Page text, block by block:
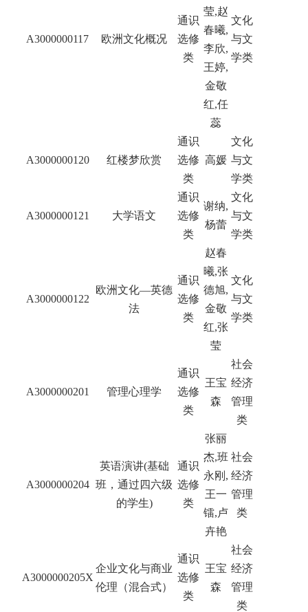
A3000000117 欧洲文化概况
通识
选修
类
莹,赵
春曦,
李欣,
王婷,
金敬
红,任
蕊
文化
与文
学类
A3000000120 红楼梦欣赏
通识
选修
类
高媛
文化
与文
学类
A3000000121 大学语文
通识
选修
类
谢纳,
杨蕾
文化
与文
学类
A3000000122
欧洲文化—英德
法
通识
选修
类
赵春
曦,张
德旭,
金敬
红,张
莹
文化
与文
学类
A3000000201 管理心理学
通识
选修
类
王宝
森
社会
经济
管理
类
A3000000204
英语演讲(基础
班，通过四六级
的学生)
通识
选修
类
张丽
杰,班
永刚,
王一
镭,卢
卉艳
社会
经济
管理
类
A3000000205X
企业文化与商业
伦理（混合式）
通识
选修
类
王宝
森
社会
经济
管理
类